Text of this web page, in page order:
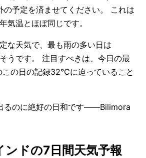
の予定を済ませてください。 これは
気温とほぼ同じです。
な天気で、最も雨の多い日は
うです。 注目すべきは、今日の最
の日の記録32°Cに迫っていること
るのに絶好の日和です——Bilimora
ドの7日間天気予報